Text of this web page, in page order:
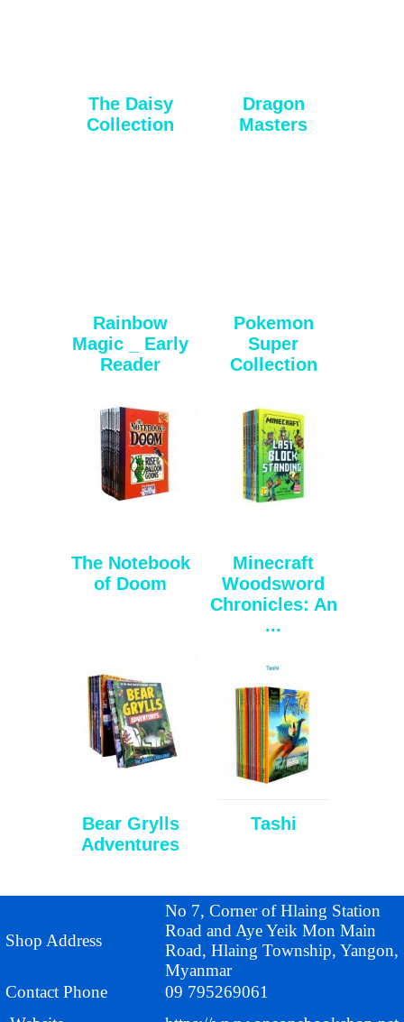
The Daisy
Collection
Dragon
Masters
Rainbow
Magic _ Early
Reader
Pokemon
Super
Collection
The Notebook
of Doom
Minecraft
Woodsword
Chronicles: An
...
Bear Grylls
Adventures
Tashi
Shop Address
No 7, Corner of Hlaing Station
Road and Aye Yeik Mon Main
Road, Hlaing Township, Yangon,
Myanmar
Contact Phone
09 795269061